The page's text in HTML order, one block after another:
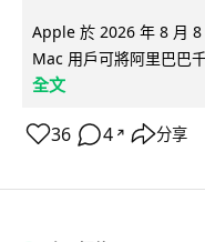
Apple 於 2026 年 8 月
Mac 用戶可將阿里巴巴
全文
36 4 ↗ 分享